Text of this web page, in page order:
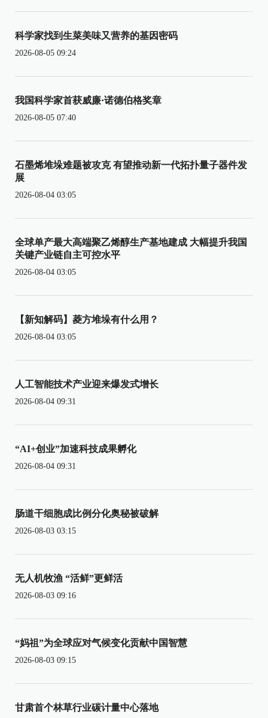
科学家找到生菜美味又营养的基因密码
2026-08-05 09:24
我国科学家首获威廉·诺德伯格奖章
2026-08-05 07:40
石墨烯堆垛难题被攻克 有望推动新一代拓扑量子器件发
展
2026-08-04 03:05
全球单产最大高端聚乙烯醇生产基地建成 大幅提升我国
关键产业链自主可控水平
2026-08-04 03:05
【新知解码】菱方堆垛有什么用？
2026-08-04 03:05
人工智能技术产业迎来爆发式增长
2026-08-04 09:31
“AI+创业”加速科技成果孵化
2026-08-04 09:31
肠道干细胞成比例分化奥秘被破解
2026-08-03 03:15
无人机牧渔 “活鲜”更鲜活
2026-08-03 09:16
“妈祖”为全球应对气候变化贡献中国智慧
2026-08-03 09:15
甘肃首个林草行业碳计量中心落地